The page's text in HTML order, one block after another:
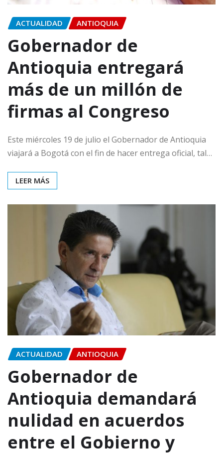
ACTUALIDAD ANTIOQUIA
Gobernador de
Antioquia entregará
más de un millón de
firmas al Congreso
Este miércoles 19 de julio el Gobernador de Antioquia
viajará a Bogotá con el fin de hacer entrega oficial, tal…
LEER MÁS
ACTUALIDAD ANTIOQUIA
Gobernador de
Antioquia demandará
nulidad en acuerdos
entre el Gobierno y